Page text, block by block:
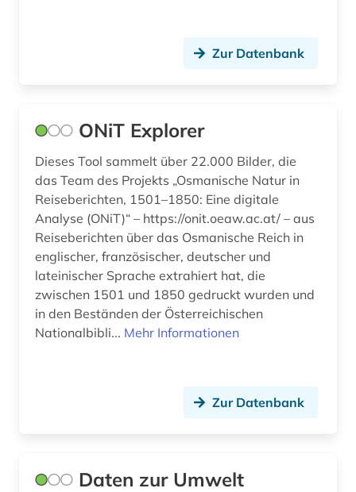
Zur Datenbank
ONiT Explorer
Dieses Tool sammelt über 22.000 Bilder, die
das Team des Projekts „Osmanische Natur in
Reiseberichten, 1501–1850: Eine digitale
Analyse (ONiT)“ – https://onit.oeaw.ac.at/ – aus
Reiseberichten über das Osmanische Reich in
englischer, französischer, deutscher und
lateinischer Sprache extrahiert hat, die
zwischen 1501 und 1850 gedruckt wurden und
in den Beständen der Österreichischen
Nationalbibli... Mehr Informationen
Zur Datenbank
Daten zur Umwelt